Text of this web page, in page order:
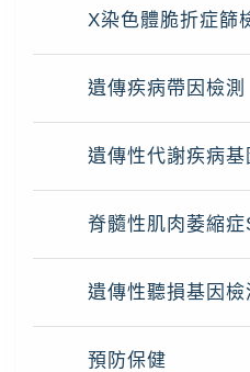
X染色體脆折症篩
遺傳疾病帶因檢測
遺傳性代謝疾病基
脊髓性肌肉萎縮症
遺傳性聽損基因檢
預防保健